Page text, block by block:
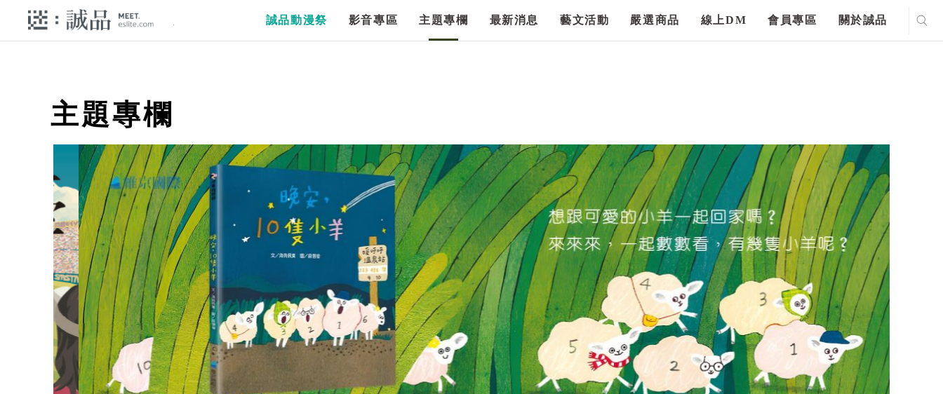
誠品動漫祭 影音專區 主題專欄 最新消息 藝文活動 嚴選商品 線上DM 會員專區 關於誠品
主題專欄